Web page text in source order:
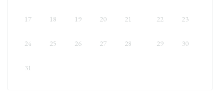
17 18 19 20 21 22 23
24 25 26 27 28 29 30
31